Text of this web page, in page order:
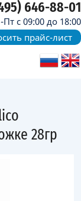
646-88-01
с 09:00 до 18:00
прайс-лист
28гр